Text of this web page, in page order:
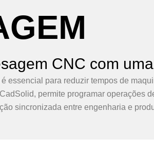
CNC com
essencial para reduzir tempos de
permite programar operações
sincronizada entre engenharia e